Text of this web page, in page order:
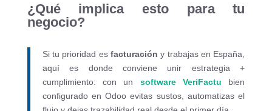
¿Qué implica esto para tu
negocio?
Si tu prioridad es facturación y trabajas en España,
aquí es donde conviene unir estrategia +
cumplimiento: con un software VeriFactu bien
configurado en Odoo evitas sustos, automatizas el